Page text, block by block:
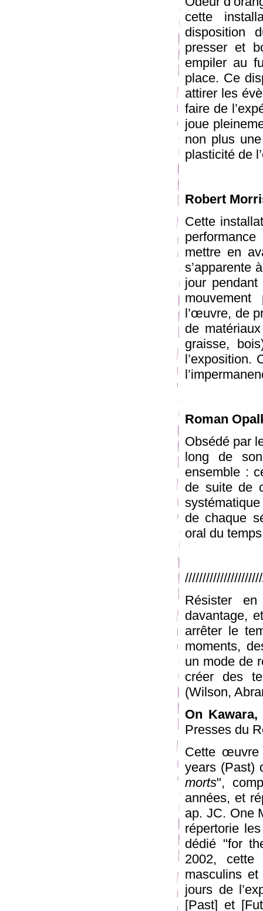
cette
disposition
presser et
empiler au
place. Ce
attirer les
faire de
joue
non plus
plasticité de
Robert
Cette
mettre en
s’apparente
jour
mouvement
l’œuvre, de
de
graisse,
l’exposition.
Roman
Obsédé par
long de
ensemble :
de suite de
de chaque
oral du
Résister
davantage,
arrêter le
moments,
un mode de
créer des
(Wilson,
On Kawara,
Presses du
Cette œuvre
years (Past)
morts",
années, et
ap. JC. One
répertorie
dédié "for
2002,
masculins
jours de
[Past] et